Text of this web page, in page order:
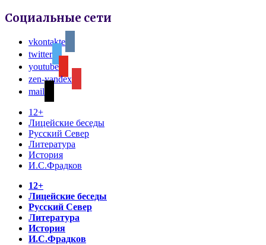
Социальные сети
vkontakte
twitter
youtube
zen-yandex
mail
12+
Лицейские беседы
Русский Север
Литература
История
И.С.Фрадков
12+
Лицейские беседы
Русский Север
Литература
История
И.С.Фрадков